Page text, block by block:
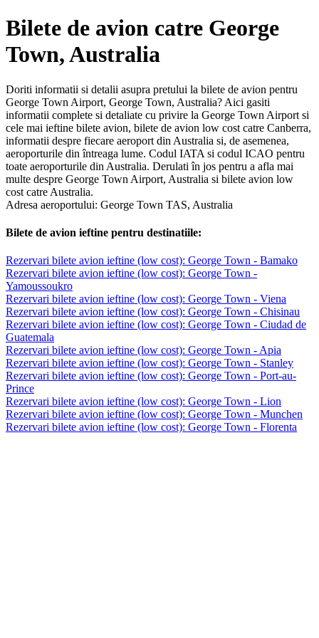
Bilete de avion catre George
Town, Australia
Doriti informatii si detalii asupra pretului la bilete de avion pentru
George Town Airport, George Town, Australia? Aici gasiti
informatii complete si detaliate cu privire la George Town Airport si
cele mai ieftine bilete avion, bilete de avion low cost catre Canberra,
informatii despre fiecare aeroport din Australia si, de asemenea,
aeroporturile din întreaga lume. Codul IATA si codul ICAO pentru
toate aeroporturile din Australia. Derulati în jos pentru a afla mai
multe despre George Town Airport, Australia si bilete avion low
cost catre Australia.
Adresa aeroportului: George Town TAS, Australia
Bilete de avion ieftine pentru destinatiile:
Rezervari bilete avion ieftine (low cost): George Town - Bamako
Rezervari bilete avion ieftine (low cost): George Town -
Yamoussoukro
Rezervari bilete avion ieftine (low cost): George Town - Viena
Rezervari bilete avion ieftine (low cost): George Town - Chisinau
Rezervari bilete avion ieftine (low cost): George Town - Ciudad de
Guatemala
Rezervari bilete avion ieftine (low cost): George Town - Apia
Rezervari bilete avion ieftine (low cost): George Town - Stanley
Rezervari bilete avion ieftine (low cost): George Town - Port-au-
Prince
Rezervari bilete avion ieftine (low cost): George Town - Lion
Rezervari bilete avion ieftine (low cost): George Town - Munchen
Rezervari bilete avion ieftine (low cost): George Town - Florenta